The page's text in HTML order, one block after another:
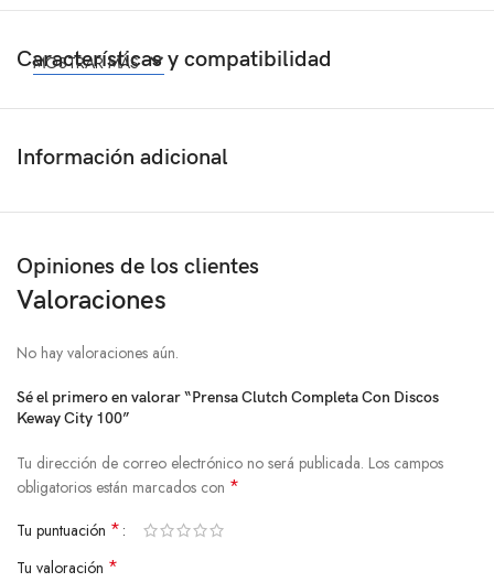
Características y compatibilidad
MOSTRAR MÁS
Información adicional
Opiniones de los clientes
Valoraciones
No hay valoraciones aún.
Sé el primero en valorar “Prensa Clutch Completa Con Discos
Keway City 100”
Tu dirección de correo electrónico no será publicada. Los campos
obligatorios están marcados con *
Tu puntuación *
Tu valoración *